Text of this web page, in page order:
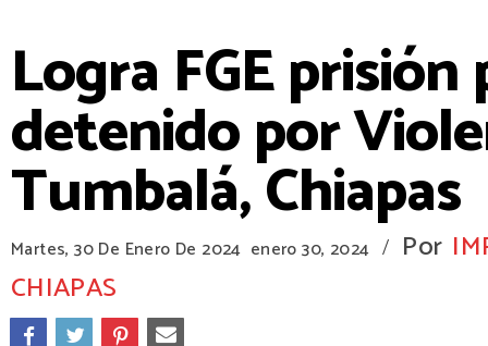
Logra FGE
detenido por
Tumbalá, Chiapas
Martes, 30 De Enero De 2024 enero 30, 2024 / Por
CHIAPAS